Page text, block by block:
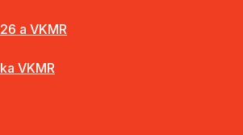
a VKMR
VKMR